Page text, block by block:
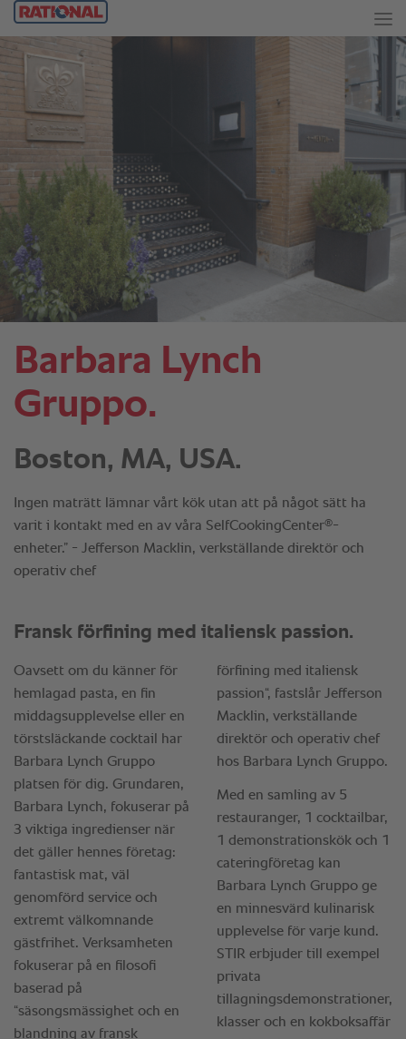
Barbara Lynch
Gruppo.
Boston, MA, USA.
Ingen maträtt lämnar vårt kök utan att på något sätt ha
varit i kontakt med en av våra SelfCookingCenter®-
enheter.” - Jefferson Macklin, verkställande direktör och
operativ chef